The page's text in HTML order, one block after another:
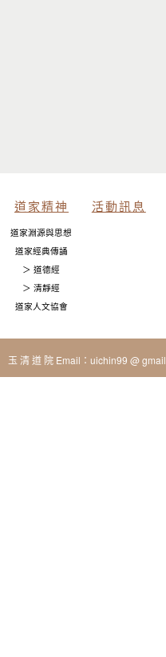
道家精神
道家淵源與思想
道家經典傳誦
＞ 道德經
＞ 清靜經
道家人文協會
活動訊息
玉 清 道 院 Email：uichin99 @